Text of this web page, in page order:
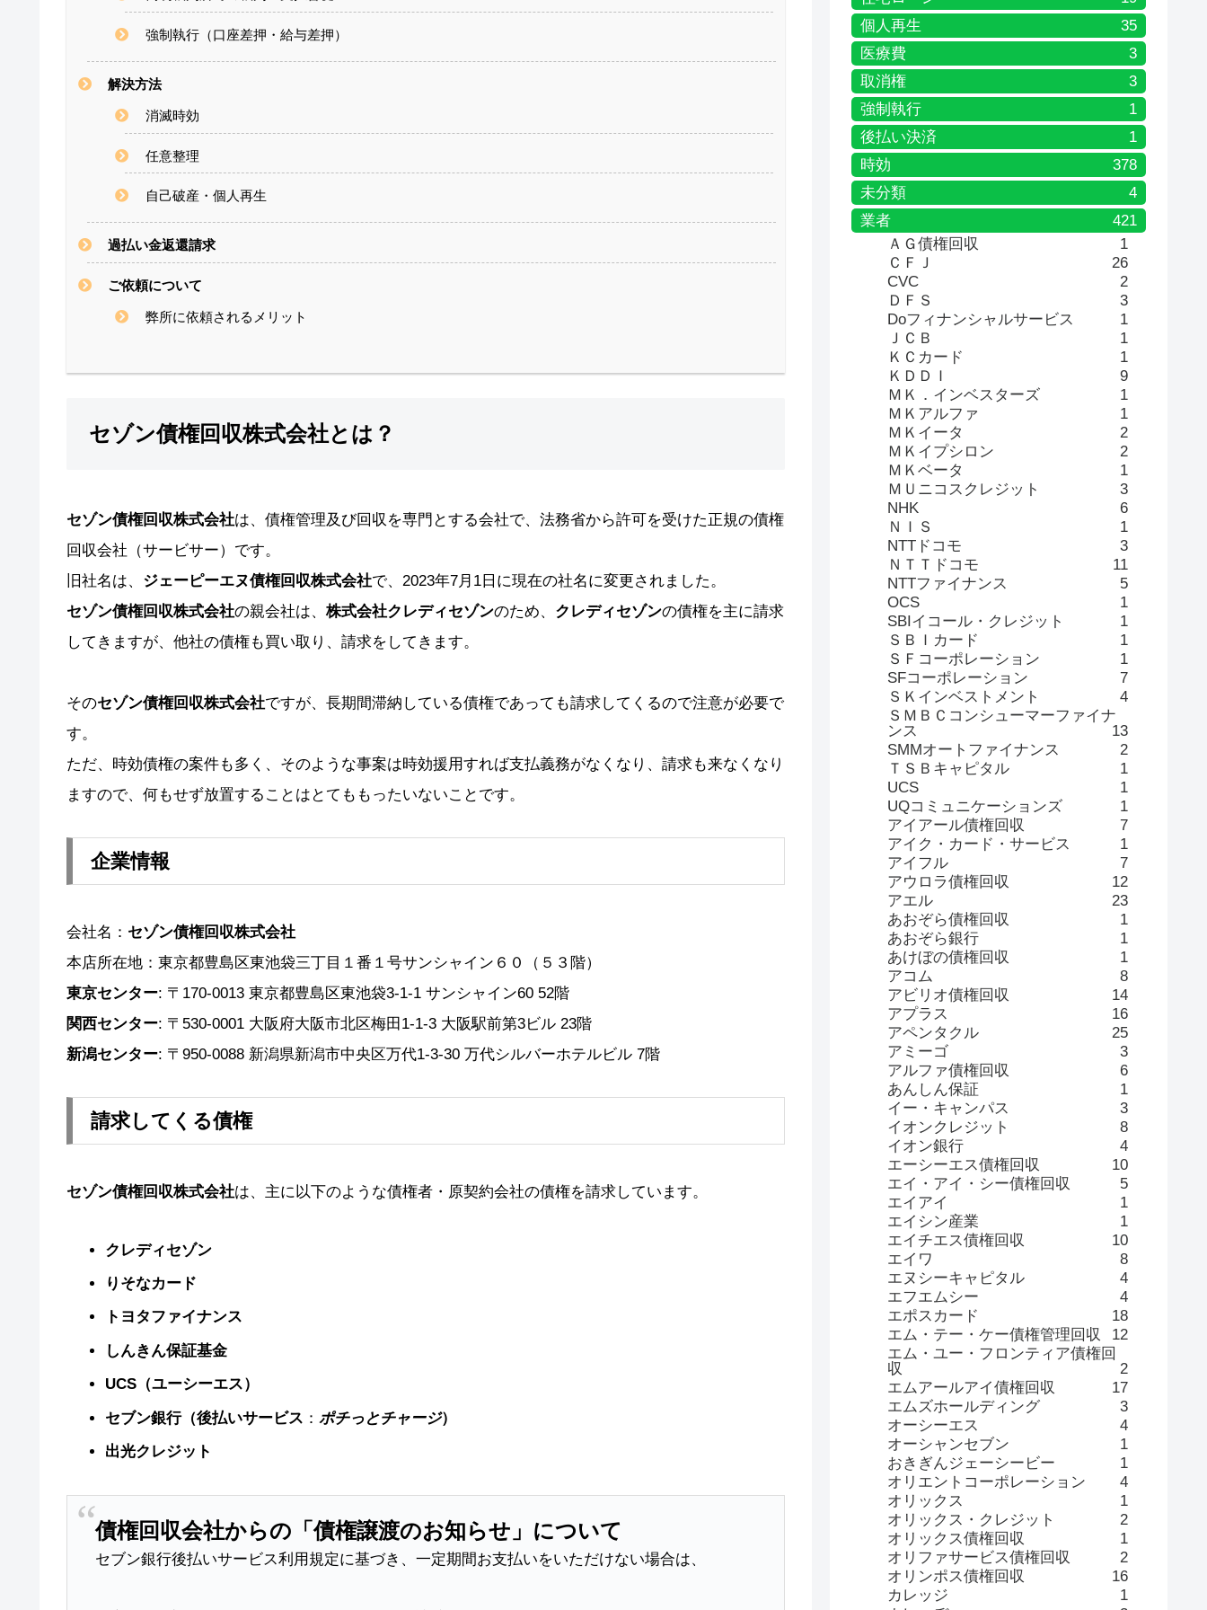
強制執行（口座差押・給与差押）
解決方法
消滅時効
任意整理
自己破産・個人再生
過払い金返還請求
ご依頼について
弊所に依頼されるメリット
セゾン債権回収株式会社とは？
セゾン債権回収株式会社は、債権管理及び回収を専門とする会社で、法務省から許可を受けた正規の債権
回収会社（サービサー）です。
旧社名は、 ジェーピーエヌ債権回収株式会社で、2023年7月1日に現在の社名に変更されました。
セゾン債権回収株式会社の親会社は、 株式会社クレディセゾンのため、 クレディセゾンの債権を主に請求
してきますが、他社の債権も買い取り、請求をしてきます。
そのセゾン債権回収株式会社ですが、長期間滞納している債権であっても請求してくるので注意が必要で
す。
ただ、時効債権の案件も多く、そのような事案は時効援用すれば支払義務がなくなり、請求も来なくなり
ますので、何もせず放置することはとてももったいないことです。
企業情報
会社名： セゾン債権回収株式会社
本店所在地：東京都豊島区東池袋三丁目１番１号サンシャイン６０（５３階）
東京センター: 〒170-0013 東京都豊島区東池袋3-1-1 サンシャイン60 52階
関西センター: 〒530-0001 大阪府大阪市北区梅田1-1-3 大阪駅前第3ビル 23階
新潟センター: 〒950-0088 新潟県新潟市中央区万代1-3-30 万代シルバーホテルビル 7階
請求してくる債権
セゾン債権回収株式会社は、主に以下のような債権者・原契約会社の債権を請求しています。
クレディセゾン
りそなカード
トヨタファイナンス
しんきん保証基金
UCS（ユーシーエス）
セブン銀行（後払いサービス ：ポチっとチャージ）
出光クレジット
債権回収会社からの「債権譲渡のお知らせ」について
セブン銀行後払いサービス利用規定に基づき、一定期間お支払いをいただけない場合は、
個人再生
35
医療費
3
取消権
3
強制執行
1
後払い決済
1
時効
378
未分類
4
業者
421
ＡＧ債権回収
1
ＣＦＪ
26
CVC
2
ＤＦＳ
3
Doフィナンシャルサービス
1
ＪＣＢ
1
ＫＣカード
1
ＫＤＤＩ
9
ＭＫ．インベスターズ
1
ＭＫアルファ
1
ＭＫイータ
2
ＭＫイプシロン
2
ＭＫベータ
1
ＭＵニコスクレジット
3
NHK
6
ＮＩＳ
1
NTTドコモ
3
ＮＴＴドコモ
11
NTTファイナンス
5
OCS
1
SBIイコール・クレジット
1
ＳＢＩカード
1
ＳＦコーポレーション
1
SFコーポレーション
7
ＳＫインベストメント
4
ＳＭＢＣコンシューマーファイナ
ンス
13
SMMオートファイナンス
2
ＴＳＢキャピタル
1
UCS
1
UQコミュニケーションズ
1
アイアール債権回収
7
アイク・カード・サービス
1
アイフル
7
アウロラ債権回収
12
アエル
23
あおぞら債権回収
1
あおぞら銀行
1
あけぼの債権回収
1
アコム
8
アビリオ債権回収
14
アプラス
16
アペンタクル
25
アミーゴ
3
アルファ債権回収
6
あんしん保証
1
イー・キャンパス
3
イオンクレジット
8
イオン銀行
4
エーシーエス債権回収
10
エイ・アイ・シー債権回収
5
エイアイ
1
エイシン産業
1
エイチエス債権回収
10
エイワ
8
エヌシーキャピタル
4
エフエムシー
4
エポスカード
18
エム・テー・ケー債権管理回収
12
エム・ユー・フロンティア債権回
収
2
エムアールアイ債権回収
17
エムズホールディング
3
オーシーエス
4
オーシャンセブン
1
おきぎんジェーシービー
1
オリエントコーポレーション
4
オリックス
1
オリックス・クレジット
2
オリックス債権回収
1
オリファサービス債権回収
2
オリンポス債権回収
16
カレッジ
1